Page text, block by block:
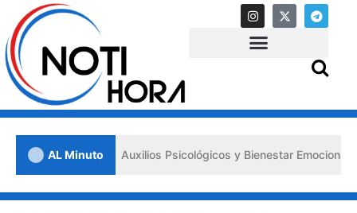
AL Minuto
«Primeros Auxilios Psicológicos y Bienestar Emocional» ante